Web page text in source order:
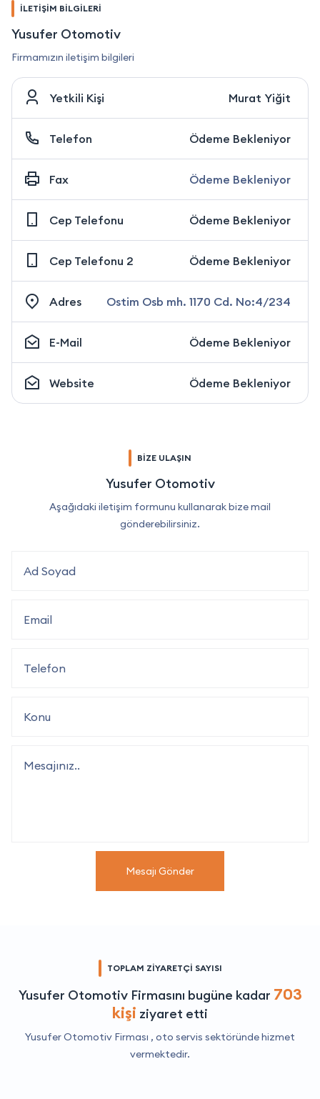
İLETİŞİM BİLGİLERİ
Yusufer Otomotiv
Firmamızın iletişim bilgileri
Yetkili Kişi Murat Yiğit
Telefon Ödeme Bekleniyor
Fax Ödeme Bekleniyor
Cep Telefonu Ödeme Bekleniyor
Cep Telefonu 2 Ödeme Bekleniyor
Adres Ostim Osb mh. 1170 Cd. No:4/234
E-Mail Ödeme Bekleniyor
Website Ödeme Bekleniyor
BİZE ULAŞIN
Yusufer Otomotiv
Aşağıdaki iletişim formunu kullanarak bize mail
gönderebilirsiniz.
Mesajı Gönder
TOPLAM ZİYARETÇİ SAYISI
Yusufer Otomotiv Firmasını bugüne kadar 703
kişi ziyaret etti
Yusufer Otomotiv Firması , oto servis sektöründe hizmet
vermektedir.